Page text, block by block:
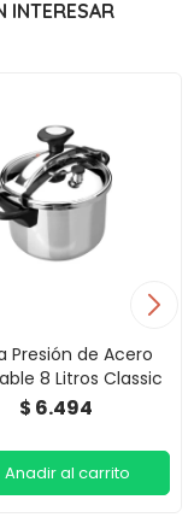
INTERESAR
Presión de Acero
8 Litros Classic
$ 6.494